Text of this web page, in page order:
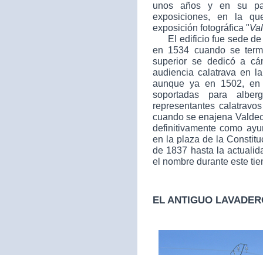
unos años y en su
exposiciones, en la
exposición fotográfica "
El edificio fue sede de
en 1534 cuando se
superior se dedicó a
audiencia calatrava en
aunque ya en 1502,
soportadas para
representantes
cuando se enajena
definitivamente como
en la plaza de la
de 1837 hasta la
el nombre durante
EL ANTIGUO